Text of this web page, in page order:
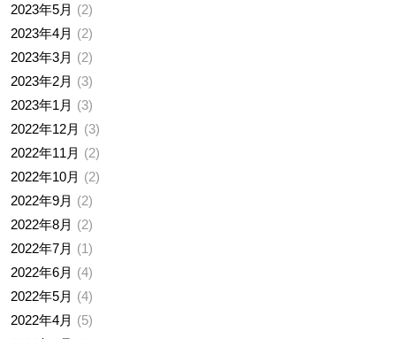
2023年5月
2
2023年4月
2
2023年3月
2
2023年2月
3
2023年1月
3
2022年12月
3
2022年11月
2
2022年10月
2
2022年9月
2
2022年8月
2
2022年7月
1
2022年6月
4
2022年5月
4
2022年4月
5